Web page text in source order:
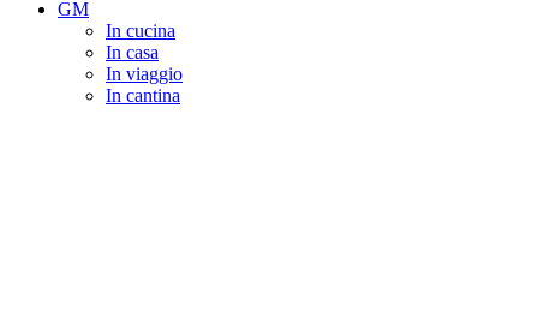
GM
In cucina
In casa
In viaggio
In cantina